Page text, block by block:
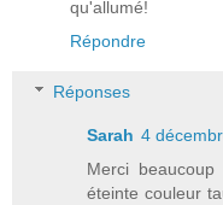
qu'allumé!
Répondre
Réponses
Sarah 4
Merci
éteinte couleur